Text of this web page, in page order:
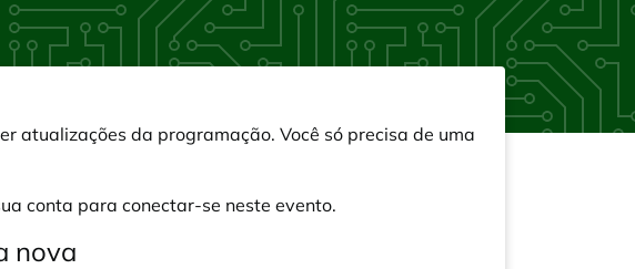
atualizações da programação. Você só precisa de uma
conta para conectar-se neste evento.
nova